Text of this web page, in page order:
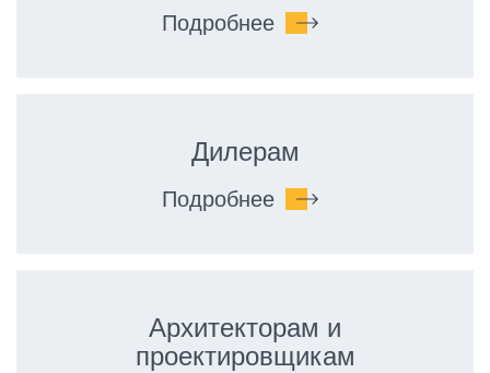
Подробнее
Дилерам
Подробнее
Архитекторам и
проектировщикам